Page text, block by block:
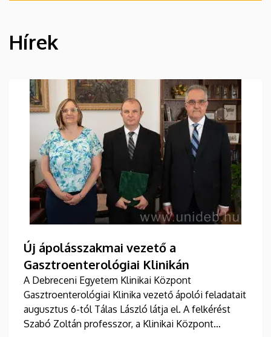
HÍREK
Hírek
Új ápolásszakmai vezető a
Gasztroenterológiai Klinikán
A Debreceni Egyetem Klinikai Központ
Gasztroenterológiai Klinika vezető ápolói feladatait
augusztus 6-tól Tálas László látja el. A felkérést
Szabó Zoltán professzor, a Klinikai Központ